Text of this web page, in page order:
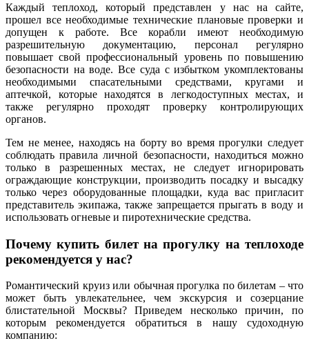
Каждый теплоход, который представлен у нас на сайте,
прошел все необходимые технические плановые проверки и
допущен к работе. Все корабли имеют необходимую
разрешительную документацию, персонал регулярно
повышает свой профессиональный уровень по повышению
безопасности на воде. Все суда с избытком укомплектованы
необходимыми спасательными средствами, кругами и
аптечкой, которые находятся в легкодоступных местах, и
также регулярно проходят проверку контролирующих
органов.
Тем не менее, находясь на борту во время прогулки следует
соблюдать правила личной безопасности, находиться можно
только в разрешенных местах, не следует игнорировать
ограждающие конструкции, производить посадку и высадку
только через оборудованные площадки, куда вас пригласит
представитель экипажа, также запрещается прыгать в воду и
использовать огневые и пиротехнические средства.
Почему купить билет на прогулку на теплоходе
рекомендуется у нас?
Романтический круиз или обычная прогулка по билетам – что
может быть увлекательнее, чем экскурсия и созерцание
блистательной Москвы? Приведем несколько причин, по
которым рекомендуется обратиться в нашу судоходную
компанию: